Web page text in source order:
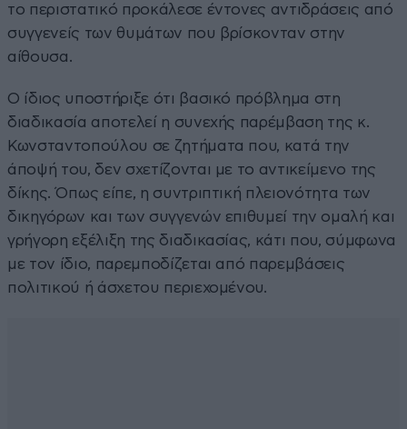
το περιστατικό προκάλεσε έντονες αντιδράσεις από
συγγενείς των θυμάτων που βρίσκονταν στην
αίθουσα.
Ο ίδιος υποστήριξε ότι βασικό πρόβλημα στη
διαδικασία αποτελεί η συνεχής παρέμβαση της κ.
Κωνσταντοπούλου σε ζητήματα που, κατά την
άποψή του, δεν σχετίζονται με το αντικείμενο της
δίκης. Όπως είπε, η συντριπτική πλειονότητα των
δικηγόρων και των συγγενών επιθυμεί την ομαλή και
γρήγορη εξέλιξη της διαδικασίας, κάτι που, σύμφωνα
με τον ίδιο, παρεμποδίζεται από παρεμβάσεις
πολιτικού ή άσχετου περιεχομένου.